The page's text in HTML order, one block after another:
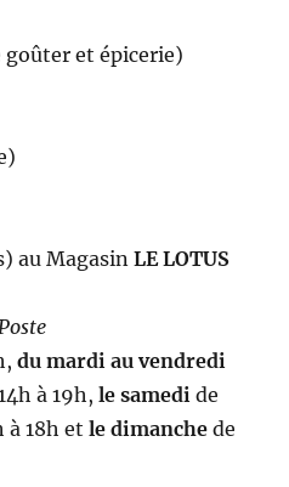
goûter et épicerie)
au Magasin LE LOTUS
du mardi au vendredi
à 19h,le samedide
à 18h etle dimanchede